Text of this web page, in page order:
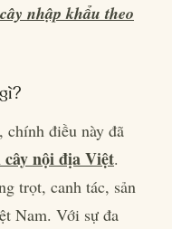
nhập khẩu theo
điều này đã
nội địa Việt.
trọt, canh tác, sản
Nam. Với sự đa